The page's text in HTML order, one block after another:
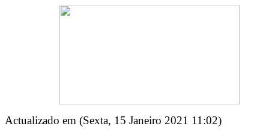
Actualizado em (Sexta, 15 Janeiro 2021 11:02)